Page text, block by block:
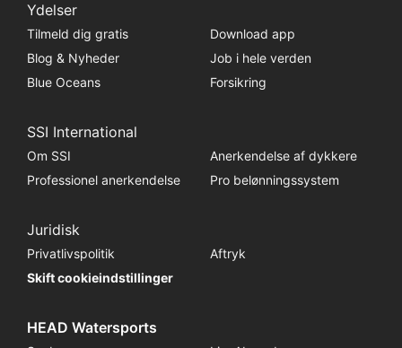
Ydelser
Tilmeld dig gratis
Download app
Blog & Nyheder
Job i hele verden
Blue Oceans
Forsikring
SSI International
Om SSI
Anerkendelse af dykkere
Professionel anerkendelse
Pro belønningssystem
Juridisk
Privatlivspolitik
Aftryk
Skift cookieindstillinger
HEAD Watersports